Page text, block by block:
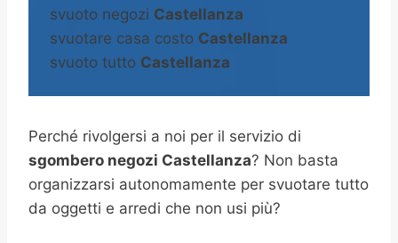
svuoto negozi Castellanza
svuotare casa costo Castellanza
svuoto tutto Castellanza
Perché rivolgersi a noi per il servizio di
sgombero negozi Castellanza? Non basta
organizzarsi autonomamente per svuotare tutto
da oggetti e arredi che non usi più?